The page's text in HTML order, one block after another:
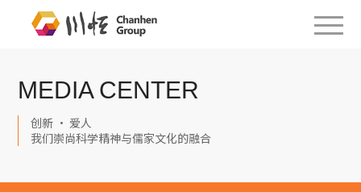
MEDIA CENTER
创新 · 爱人
我们崇尚科学精神与儒家文化的融合